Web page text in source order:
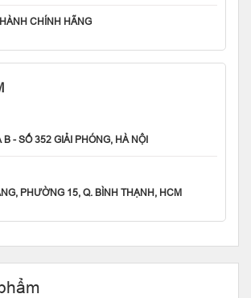
CHÍNH HÃNG
B - SỐ 352 GIẢI PHÓNG, HÀ NỘI
PHƯỜNG 15, Q. BÌNH THẠNH, HCM